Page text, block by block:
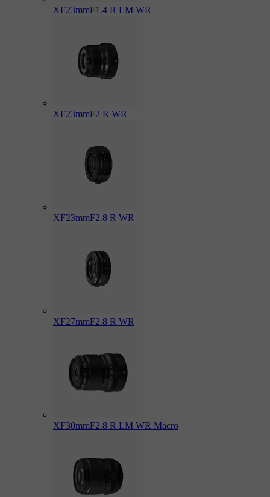
XF23mmF1.4 R LM WR
XF23mmF2 R WR
XF23mmF2.8 R WR
XF27mmF2.8 R WR
XF30mmF2.8 R LM WR Macro